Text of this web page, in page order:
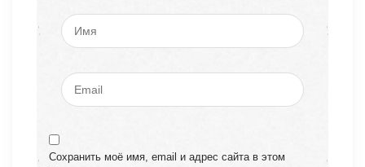
Сохранить моё имя, email и адрес сайта в этом